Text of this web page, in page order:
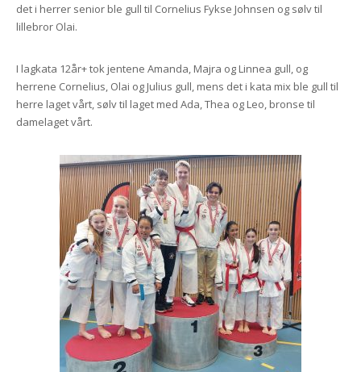
det i herrer senior ble gull til Cornelius Fykse Johnsen og sølv til
lillebror Olai.
I lagkata 12år+ tok jentene Amanda, Majra og Linnea gull, og
herrene Cornelius, Olai og Julius gull, mens det i kata mix ble gull til
herre laget vårt, sølv til laget med Ada, Thea og Leo, bronse til
damelaget vårt.